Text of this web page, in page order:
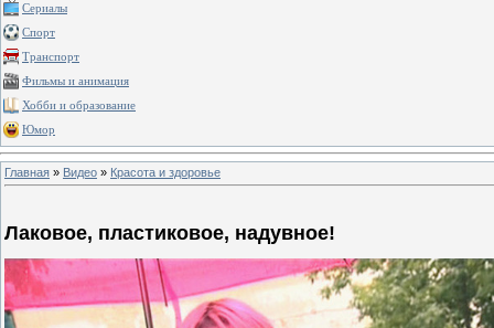
Сериалы
Спорт
Транспорт
Фильмы и анимация
Хобби и образование
Юмор
Главная » Видео » Красота и здоровье
Лаковое, пластиковое, надувное!